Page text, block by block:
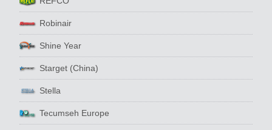
Robinair
Shine Year
Starget (China)
Stella
Tecumseh Europe